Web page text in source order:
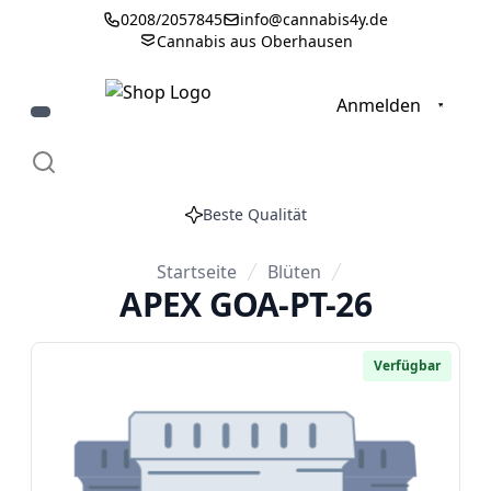
0208/2057845
info@cannabis4y.de
Cannabis aus Oberhausen
Anmelden
Beste Qualität
Startseite Blüten
APEX GOA-PT-26
Verfügbar